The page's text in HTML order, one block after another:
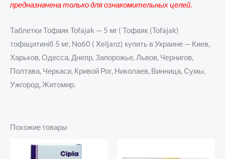
предназначена только для ознакомительных целей.
Таблетки Тофаяк Tofajak — 5 мг ( Тофаяк (Tofajak)
тофацитиніб 5 мг, No60 ( Xeljanz) купить в Украине — Киев,
Харьков, Одесса, Днепр, Запорожье, Львов, Чернигов,
Полтава, Черкаси, Кривой Рог, Николаев, Винница, Сумы,
Ужгород, Житомир.
Похожие товары